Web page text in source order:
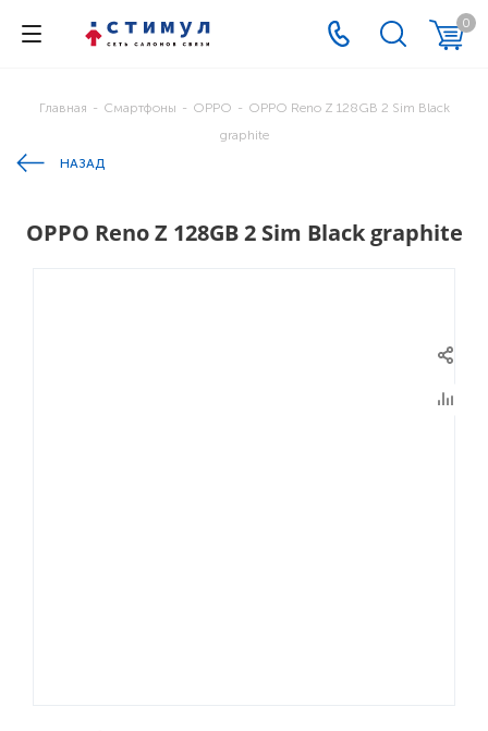
0
Главная - Смартфоны - OPPO - OPPO Reno Z 128GB 2 Sim Black
graphite
НАЗАД
OPPO Reno Z 128GB 2 Sim Black graphite